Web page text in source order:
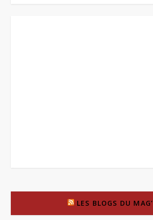
LES BLOGS DU MAG’